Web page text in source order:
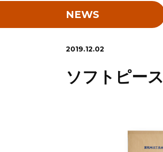
NEWS
2019.12.02
ソフトピース